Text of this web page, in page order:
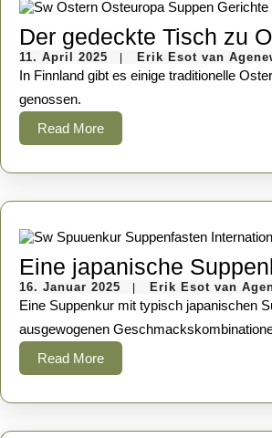
Der gedeckte Tisch zu
11. April 2025 11.
April
2025
Erik Esot van
In Finnland gibt es einige traditionelle Ostergerichte. Die bekanntesten sind: Diese Gerichte sind ein wichtiger Bestandteil des finnischen Osterfestes und werden oft im Kreise der Familie und Freunde
genossen.
Read MoreRead
More
Eine japanische
16. Januar 2025 16.
Januar
2025
Erik Esot van
Eine Suppenkur mit typisch japanischen Suppen ist eine wunderbare Möglichkeit, den Körper zu reinigen und neue Aromen zu entdecken. Die japanische Küche ist bekannt für ihre frischen Zutaten,
ausgewogenen
Read MoreRead
More